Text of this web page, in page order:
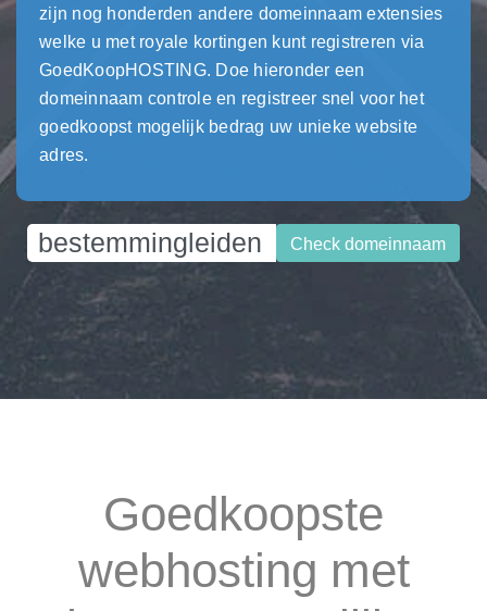
zijn nog honderden andere domeinnaam extensies
welke u met royale kortingen kunt registreren via
GoedKoopHOSTING. Doe hieronder een
domeinnaam controle en registreer snel voor het
goedkoopst mogelijk bedrag uw unieke website
adres.
Check domeinnaam
Goedkoopste
webhosting met